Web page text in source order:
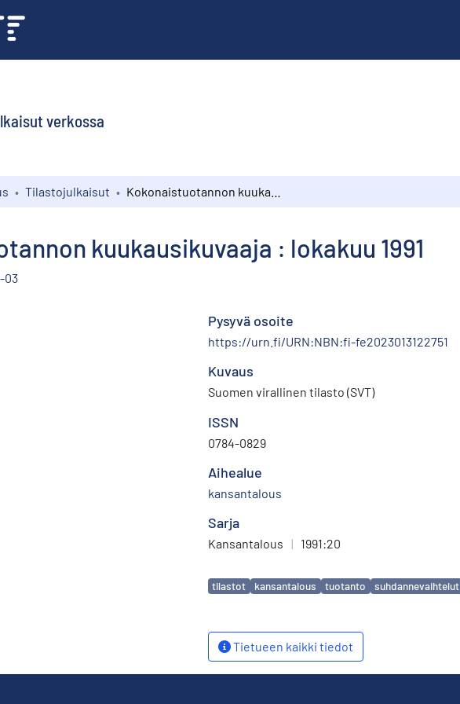
verkossa
Tilastojulkaisut
kuukausikuvaaja : lokakuu 1991
03
Pysyvä osoite
https://urn.fi/URN:NBN:fi-fe2023013122751
Kuvaus
Suomen virallinen tilasto (SVT)
ISSN
0784-0829
Aihealue
kansantalous
Sarja
Kansantalous | 1991:20
Avainsanat
tilastot kansantalous tuotanto suhdannevaihtelut
Tietueen kaikki tiedot